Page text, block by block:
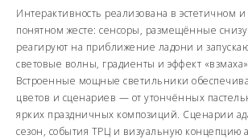
Интерактивность реализована в эстетичном
понятном жесте: сенсоры, размещённые
реагируют на приближение ладони и
световые волны, градиенты и эффект
Встроенные мощные светильники
цветов и сценариев — от утончённых
ярких праздничных композиций. Сценарии
сезон, события ТРЦ и визуальную концепцию